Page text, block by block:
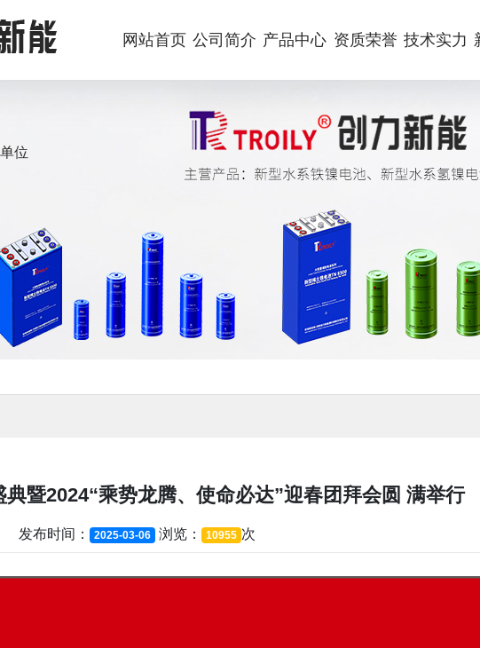
网站首页 公司简介 产品中心 资质荣誉 技术实力
位
暨2024“乘势龙腾、使命必达”迎春团拜会圆 满举行
发布时间： 2025-03-06 浏览： 10955 次